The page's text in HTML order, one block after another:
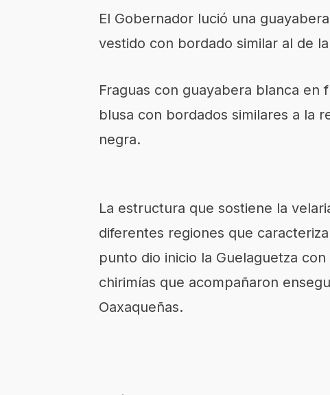
El Gobernador lució una
vestido con bordado similar al de
Fraguas con guayabera blanca en
blusa con bordados similares a la
negra.
La estructura que sostiene la
diferentes regiones que
punto dio inicio la Guelaguetza
chirimías que acompañaron
Oaxaqueñas.